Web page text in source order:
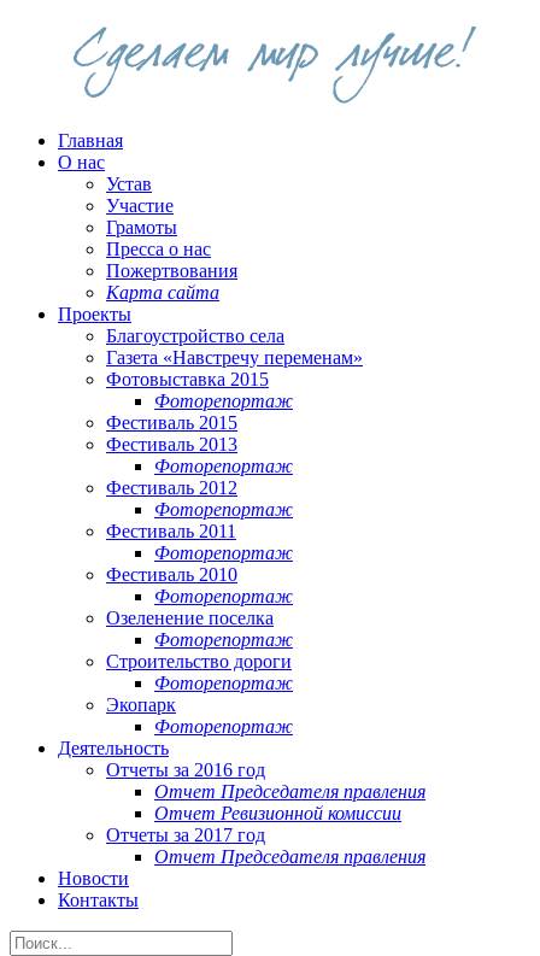
Главная
О нас
Устав
Участие
Грамоты
Пресса о нас
Пожертвования
Карта сайта
Проекты
Благоустройство села
Газета «Навстречу переменам»
Фотовыставка 2015
Фоторепортаж
Фестиваль 2015
Фестиваль 2013
Фоторепортаж
Фестиваль 2012
Фоторепортаж
Фестиваль 2011
Фоторепортаж
Фестиваль 2010
Фоторепортаж
Озеленение поселка
Фоторепортаж
Строительство дороги
Фоторепортаж
Экопарк
Фоторепортаж
Деятельность
Отчеты за 2016 год
Отчет Председателя правления
Отчет Ревизионной комиссии
Отчеты за 2017 год
Отчет Председателя правления
Новости
Контакты